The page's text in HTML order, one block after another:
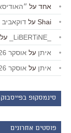
אחד על
Shai על דוקאביב 2026: שש או שבע המלצות
על
איתן על אוסקר 2026: כל הזוכים
איתן על אוסקר 2026: כל הזוכים
סינמסקופ בפייסבוק
פוסטים אחרונים